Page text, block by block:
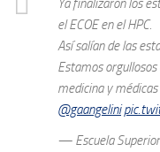
el ECOE en el HPC.
Así salían de las
Estamos
medicina y
@gaangelini
— Escuela